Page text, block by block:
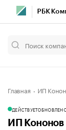
РБК
Главная ИП
ДЕЙСТВУЕТ
ИП